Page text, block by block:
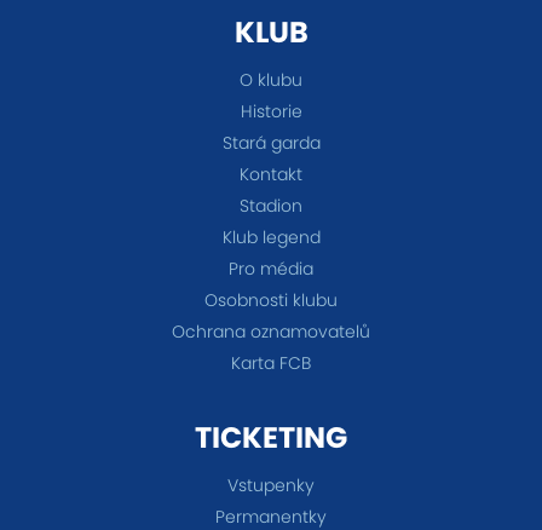
KLUB
O klubu
Historie
Stará garda
Kontakt
Stadion
Klub legend
Pro média
Osobnosti klubu
Ochrana oznamovatelů
Karta FCB
TICKETING
Vstupenky
Permanentky